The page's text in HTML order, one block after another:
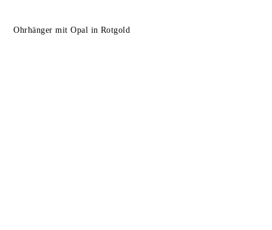
Ohrhänger mit Opal in Rotgold